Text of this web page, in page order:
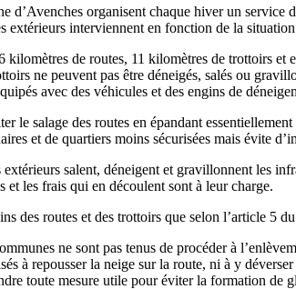
d’Avenches organisent chaque hiver un
extérieurs interviennent en fonction de la
kilomètres de routes, 11 kilomètres de trottoirs
ne peuvent pas être déneigés, salés ou
avec des véhicules et des engins de
le salage des routes en épandant
et de quartiers moins sécurisées mais évite
salent, déneigent et gravillonnent les
et les frais qui en découlent sont à leur charge.
des routes et des trottoirs que selon l’article 5
ne sont pas tenus de procéder à
à repousser la neige sur la route, ni à y
toute mesure utile pour éviter la formation de